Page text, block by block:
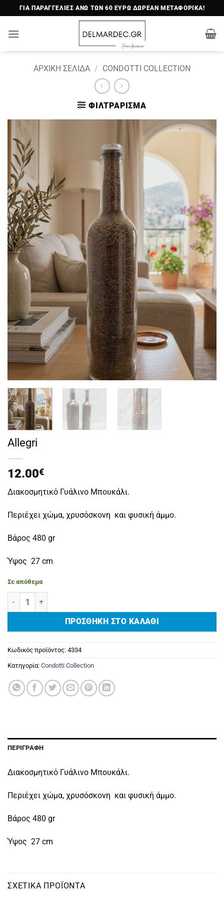
Μετάβαση
στο
περιεχόμενο
ΓΙΑ ΠΑΡΑΓΓΕΛΙΕΣ ΑΝΩ ΤΩΝ 60 ΕΥΡΩ ΔΩΡΕΑΝ ΜΕΤΑΦΟΡΙΚΑ!
ΑΡΧΙΚΉ ΣΕΛΊΔΑ / CONDOTTI COLLECTION
ΦΙΛΤΡΆΡΙΣΜΑ
Allegri
12.00€
Διακοσμητικό Γυάλινο Μπουκάλι.
Περιέχει χώμα, χρυσόσκονη και φυσική άμμο.
Βάρος 480 gr
Ύψος 27 cm
Σε απόθεμα
Allegri ποσότητα
ΠΡΟΣΘΉΚΗ ΣΤΟ ΚΑΛΆΘΙ
Κωδικός προϊόντος: 4334
Κατηγορία: Condotti Collection
ΠΕΡΙΓΡΑΦΉ
Διακοσμητικό Γυάλινο Μπουκάλι.
Περιέχει χώμα, χρυσόσκονη και φυσική άμμο.
Βάρος 480 gr
Ύψος 27 cm
ΣΧΕΤΙΚΆ ΠΡΟΪΌΝΤΑ